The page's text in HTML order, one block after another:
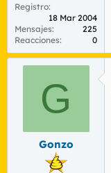
Registro
18 Mar 2004
Mensajes
225
Reacciones
0
G
Gonzo